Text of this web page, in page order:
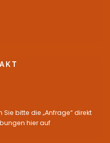
bitte die „Anfrage“ direkt
hier auf